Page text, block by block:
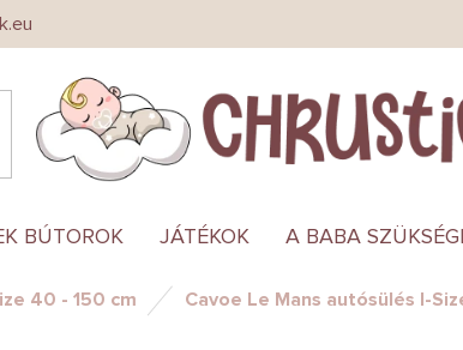
BÚTOROK JÁTÉKOK A BABA
40 - 150 cm Cavoe Le Mans autósülés I-